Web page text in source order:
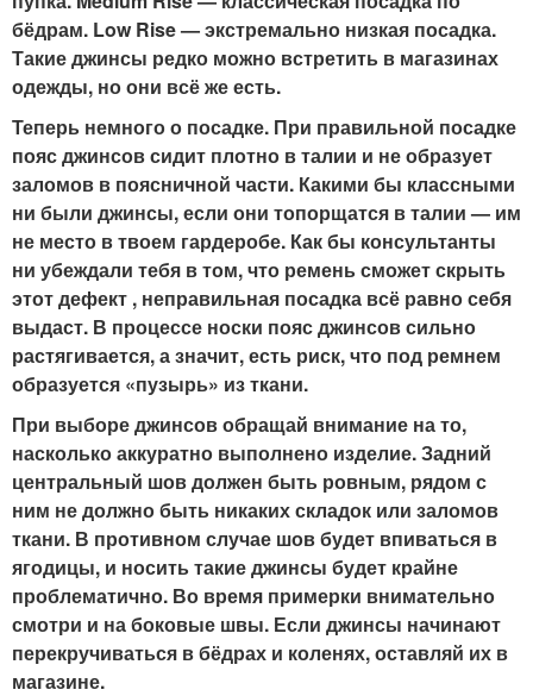
бёдрам. Low Rise — экстремально низкая посадка.
Такие джинсы редко можно встретить в магазинах
одежды, но они всё же есть.
Теперь немного о посадке. При правильной посадке
пояс джинсов сидит плотно в талии и не образует
заломов в поясничной части. Какими бы классными
ни были джинсы, если они топорщатся в талии — им
не место в твоем гардеробе. Как бы консультанты
ни убеждали тебя в том, что ремень сможет скрыть
этот дефект , неправильная посадка всё равно себя
выдаст. В процессе носки пояс джинсов сильно
растягивается, а значит, есть риск, что под ремнем
образуется «пузырь» из ткани.
При выборе джинсов обращай внимание на то,
насколько аккуратно выполнено изделие. Задний
центральный шов должен быть ровным, рядом с
ним не должно быть никаких складок или заломов
ткани. В противном случае шов будет впиваться в
ягодицы, и носить такие джинсы будет крайне
проблематично. Во время примерки внимательно
смотри и на боковые швы. Если джинсы начинают
перекручиваться в бёдрах и коленях, оставляй их в
магазине.